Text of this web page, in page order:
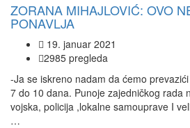
ZORANA MIHAJLOVIĆ: OVO
PONAVLJA
19. januar 2021
2985 pregleda
-Ja se iskreno nadam da ćemo
7 do 10 dana. Punoje zajedničkog rada
vojska, policija ,lokalne samouprave I
…